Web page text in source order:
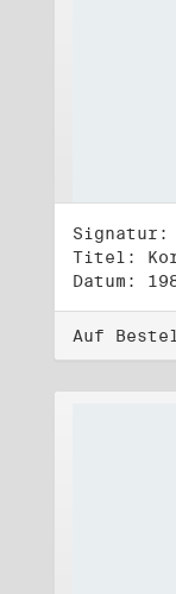
Signatur:
Titel:
Datum:
Auf